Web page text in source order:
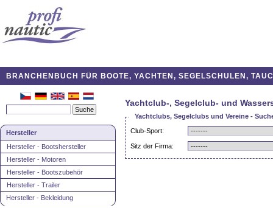
BRANCHENBUCH FÜR BOOTE, YACHTEN, SEGELSCHULEN,
Hersteller
Hersteller - Bootshersteller
Hersteller - Motoren
Hersteller - Bootszubehör
Hersteller - Trailer
Hersteller - Bekleidung
Yachtclub-, Segelclub- und
Yachtclubs, Segelclubs und Vereine -
Club-Sport:
Sitz der Firma: